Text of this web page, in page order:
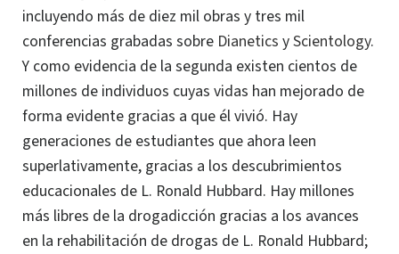
incluyendo más de diez mil obras y tres mil
conferencias grabadas sobre Dianetics yScientology.
Y como evidencia de la segunda existen cientos de
millones de individuos cuyas vidas han mejorado de
forma evidente gracias a que él vivió. Hay
generaciones de estudiantes que ahora leen
superlativamente, gracias a los descubrimientos
educacionales de L. Ronald Hubbard. Hay millones
más libres de la drogadicción gracias a los avances
en la rehabilitación de drogas de L. Ronald Hubbard;